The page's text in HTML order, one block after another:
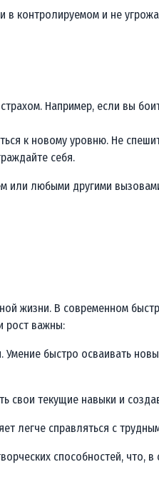
в контролируемом и не
Например, если вы
к новому уровню. Не
себя.
или любыми другими
жизни. В современном
рост важны:
быстро осваивать
свои текущие навыки и
легче справляться с
способностей, что,